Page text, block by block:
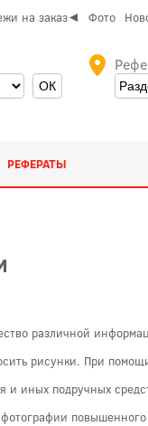
на заказ◄ Фото
РЕФЕРАТЫ
различной
рисунки. При
и иных подручных